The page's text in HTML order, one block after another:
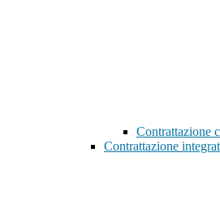
Contrattazione
Contrattazione